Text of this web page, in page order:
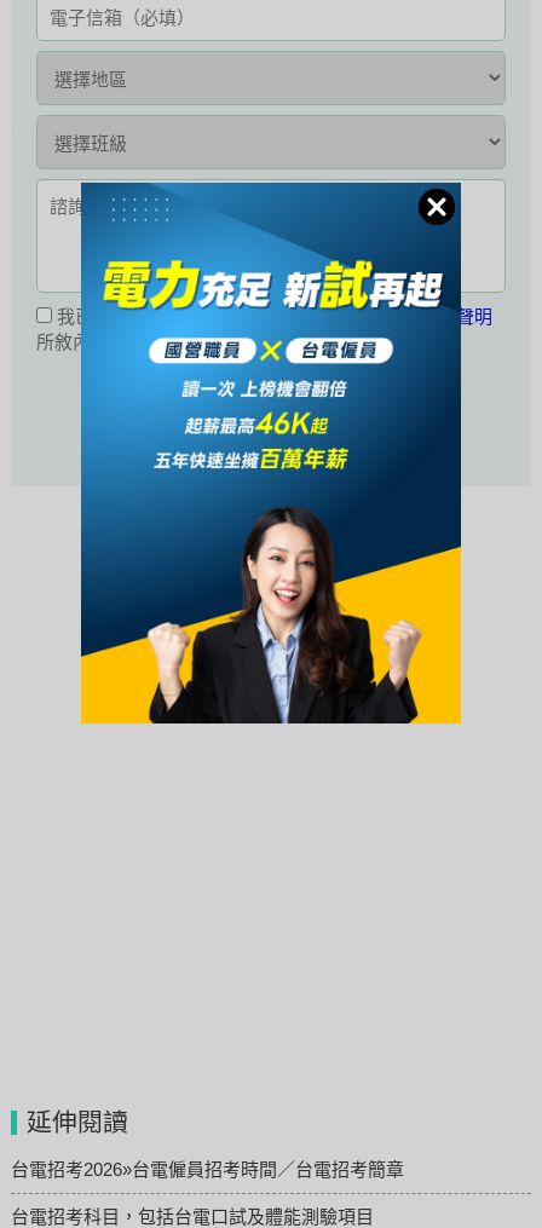
我已閱讀並同意接受
公職王會員服務條款暨隱私權聲明
所敘內容。
活動未開始或已結束
延伸閱讀
台電招考2026»台電僱員招考時間／台電招考簡章
台電招考科目，包括台電口試及體能測驗項目